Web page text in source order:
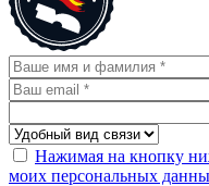
Нажимая на кнопку
моих персональных